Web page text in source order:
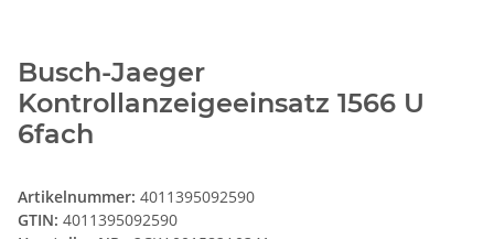
Busch-Jaeger
Kontrollanzeigeeinsatz 1566 U
6fach
Artikelnummer: 4011395092590
GTIN: 4011395092590